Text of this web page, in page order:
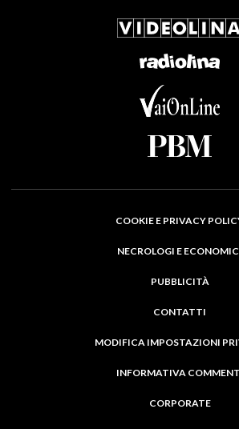
COOKIE E PRIVACY
NECROLOGI E
PUBBLICITÀ
CONTATTI
MODIFICA IMPOSTAZIONI
INFORMATIVA
CORPORATE